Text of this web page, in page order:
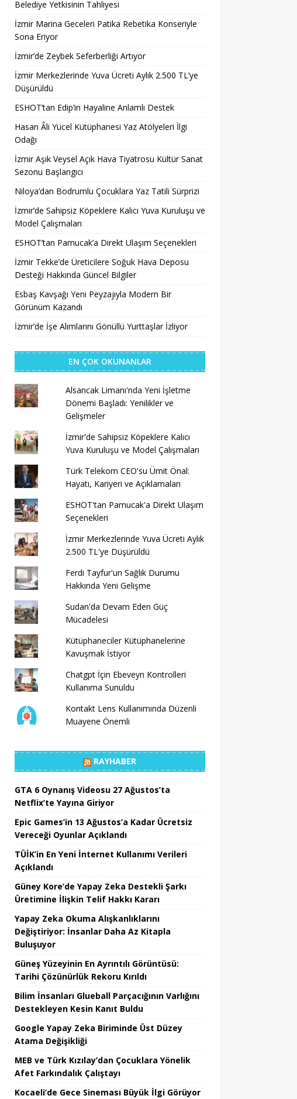
Belediye Yetkisinin Tahliyesi
İzmir Marina Geceleri Patika Rebetika Konseriyle
Sona Eriyor
İzmir’de Zeybek Seferberliği Artıyor
İzmir Merkezlerinde Yuva Ücreti Aylık 2.500 TL’ye
Düşürüldü
ESHOT’tan Edip’in Hayaline Anlamlı Destek
Hasan Âli Yücel Kütüphanesi Yaz Atölyeleri İlgi
Odağı
İzmir Aşık Veysel Açık Hava Tiyatrosu Kültür Sanat
Sezonu Başlangıcı
Niloya’dan Bodrumlu Çocuklara Yaz Tatili Sürprizi
İzmir’de Sahipsiz Köpeklere Kalıcı Yuva Kuruluşu ve
Model Çalışmaları
ESHOT’tan Pamucak’a Direkt Ulaşım Seçenekleri
İzmir Tekke’de Üreticilere Soğuk Hava Deposu
Desteği Hakkında Güncel Bilgiler
Esbaş Kavşağı Yeni Peyzajıyla Modern Bir
Görünüm Kazandı
İzmir’de İşe Alımlarını Gönüllü Yurttaşlar İzliyor
EN ÇOK OKUNANLAR
Alsancak Limanı'nda Yeni İşletme
Dönemi Başladı: Yenilikler ve
Gelişmeler
İzmir'de Sahipsiz Köpeklere Kalıcı
Yuva Kuruluşu ve Model Çalışmaları
Türk Telekom CEO'su Ümit Önal:
Hayatı, Kariyeri ve Açıklamaları
ESHOT'tan Pamucak'a Direkt Ulaşım
Seçenekleri
İzmir Merkezlerinde Yuva Ücreti Aylık
2.500 TL'ye Düşürüldü
Ferdi Tayfur'un Sağlık Durumu
Hakkında Yeni Gelişme
Sudan'da Devam Eden Güç
Mücadelesi
Kütüphaneciler Kütüphanelerine
Kavuşmak İstiyor
Chatgpt İçin Ebeveyn Kontrolleri
Kullanıma Sunuldu
Kontakt Lens Kullanımında Düzenli
Muayene Önemli
RAYHABER
GTA 6 Oynanış Videosu 27 Ağustos’ta
Netflix’te Yayına Giriyor
Epic Games’in 13 Ağustos’a Kadar Ücretsiz
Vereceği Oyunlar Açıklandı
TÜİK’in En Yeni İnternet Kullanımı Verileri
Açıklandı
Güney Kore’de Yapay Zeka Destekli Şarkı
Üretimine İlişkin Telif Hakkı Kararı
Yapay Zeka Okuma Alışkanlıklarını
Değiştiriyor: İnsanlar Daha Az Kitapla
Buluşuyor
Güneş Yüzeyinin En Ayrıntılı Görüntüsü:
Tarihi Çözünürlük Rekoru Kırıldı
Bilim İnsanları Glueball Parçacığının Varlığını
Destekleyen Kesin Kanıt Buldu
Google Yapay Zeka Biriminde Üst Düzey
Atama Değişikliği
MEB ve Türk Kızılay’dan Çocuklara Yönelik
Afet Farkındalık Çalıştayı
Kocaeli’de Gece Sineması Büyük İlgi Görüyor